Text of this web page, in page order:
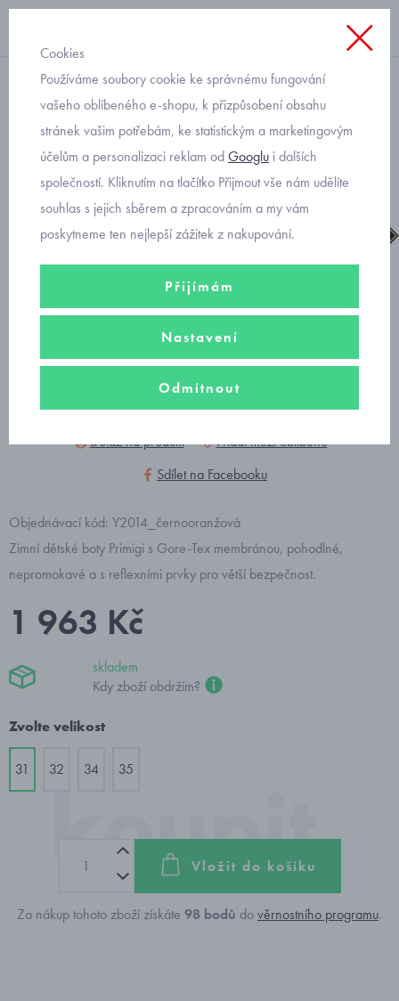
suchý zip chlapecké
Primigi zimní obuv 8892600
Dotaz na produkt
Přidat mezi oblíbené
Sdílet na Facebooku
Objednávací kód: Y2014_černooranžová
Zimní dětské boty Primigi s Gore-Tex membránou, pohodlné,
nepromokavé a s reflexními prvky pro větší bezpečnost.
1 963 Kč
skladem
Kdy zboží obdržím?
Zvolte velikost
31 32 34 35
Vložit do košíku
Za nákup tohoto zboží získáte 98 bodů dověrnostního programu.
Cookies
Používáme soubory cookie ke správnému fungování
vašeho oblíbeného e-shopu, k přizpůsobení obsahu
stránek vašim potřebám, ke statistickým a marketingovým
účelům a personalizaci reklam odGooglu i dalších
společností. Kliknutím na tlačítko Přijmout vše nám udělíte
souhlas s jejich sběrem a zpracováním a my vám
poskytneme ten nejlepší zážitek z nakupování.
Přijímám
Nastavení
Odmítnout